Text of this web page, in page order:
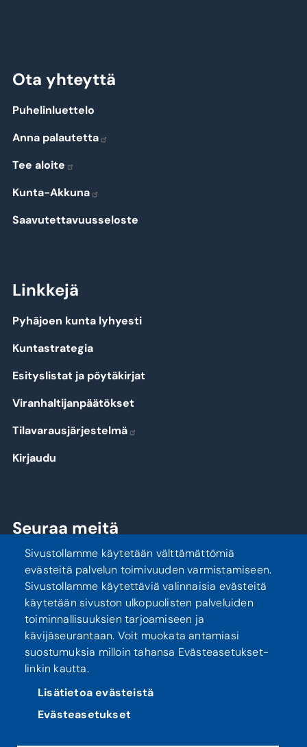
Ota yhteyttä
Puhelinluettelo
Anna palautetta
Tee aloite
Kunta-Akkuna
Saavutettavuusseloste
Linkkejä
Pyhäjoen kunta lyhyesti
Kuntastrategia
Esityslistat ja pöytäkirjat
Viranhaltijanpäätökset
Tilavarausjärjestelmä
Kirjaudu
Seuraa meitä
Tietosuoja Saavutettavuusseloste
Sivustollamme käytetään välttämättömiä
evästeitä palvelun toimivuuden varmistamiseen.
Sivustollamme käytettäviä valinnaisia evästeitä
käytetään sivuston ulkopuolisten palveluiden
toiminnallisuuksien tarjoamiseen ja
kävijäseurantaan. Voit muokata antamiasi
suostumuksia milloin tahansa Evästeasetukset-
linkin kautta.
Lisätietoa evästeistä
Evästeasetukset